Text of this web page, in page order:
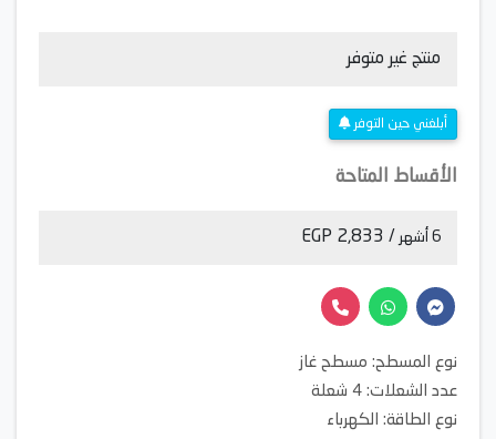
منتج غير متوفر
أبلغني حين التوفر
الأقساط المتاحة
6 أشهر / 2,833 EGP
نوع المسطح: مسطح غاز
عدد الشعلات: 4 شعلة
نوع الطاقة: الكهرباء